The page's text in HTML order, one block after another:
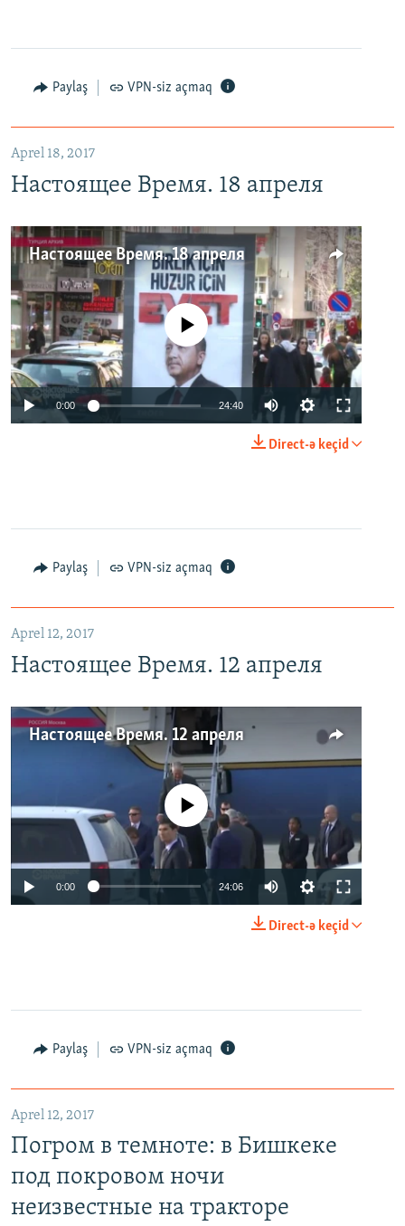
Paylaş VPN-siz açmaq
Aprel 18, 2017
Настоящее Время. 18 апреля
Настоящее Время. 18 апреля
No media source currently available
0:00 24:40
Direct-ə keçid
Paylaş VPN-siz açmaq
Aprel 12, 2017
Настоящее Время. 12 апреля
Настоящее Время. 12 апреля
No media source currently available
0:00 24:06
Direct-ə keçid
Paylaş VPN-siz açmaq
Aprel 12, 2017
Погром в темноте: в Бишкеке
под покровом ночи
неизвестные на тракторе